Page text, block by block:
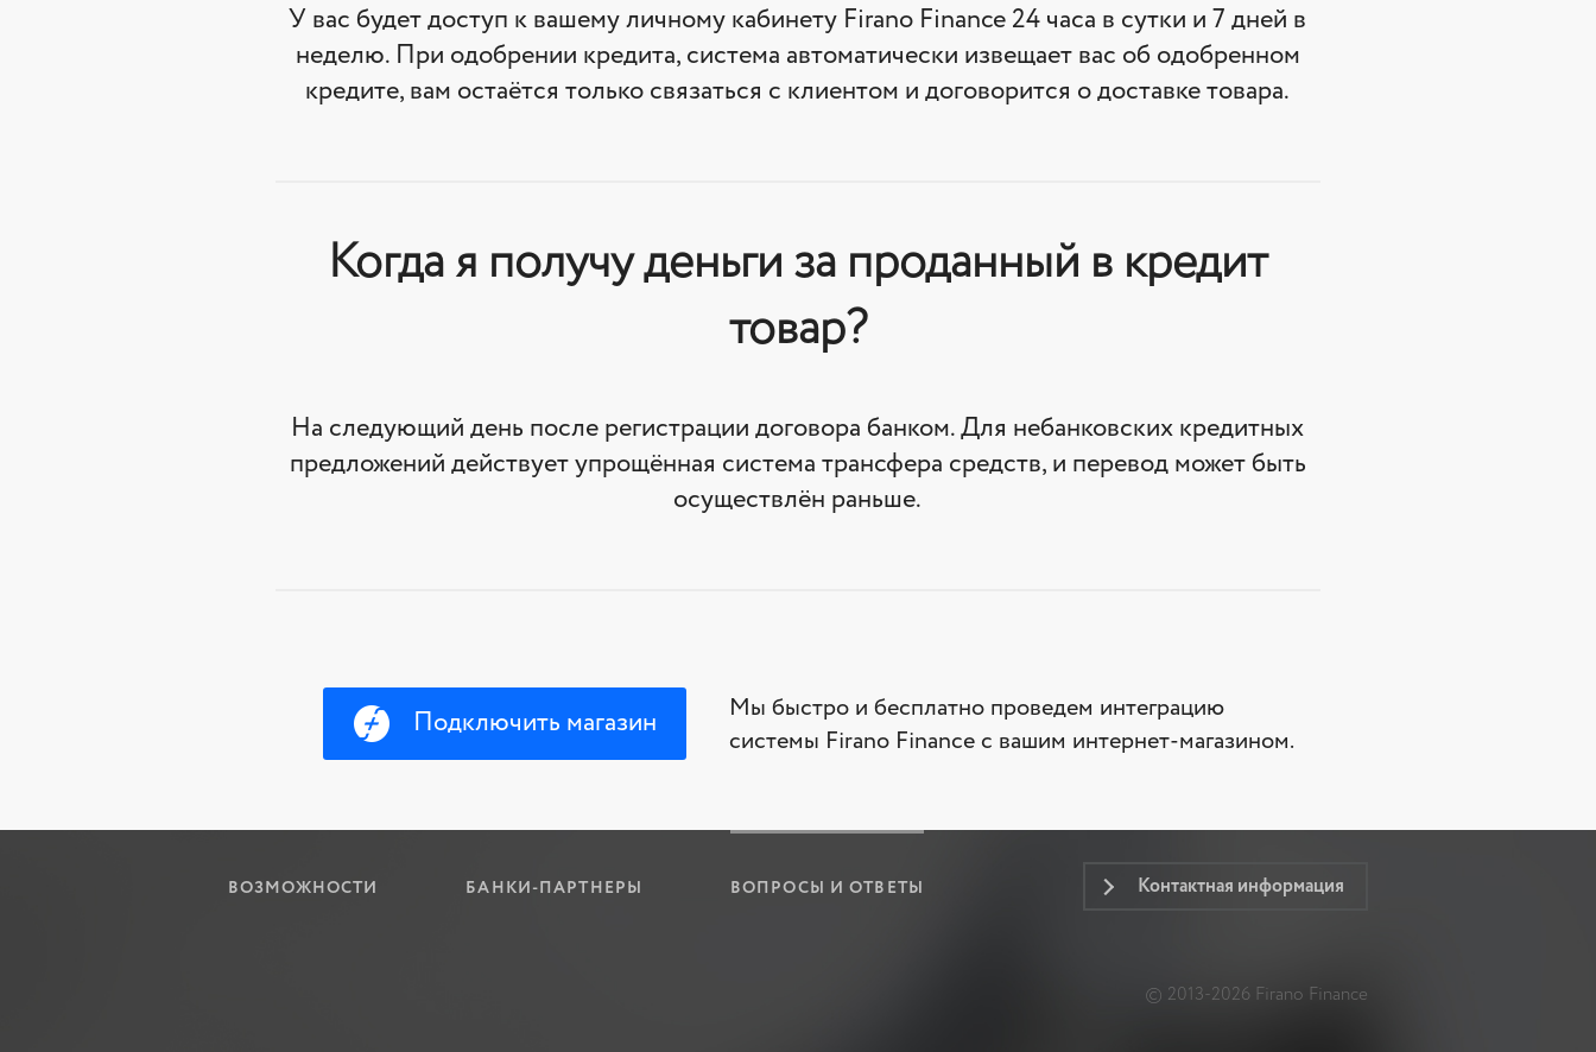
У вас будет доступ к вашему личному кабинету Firano Finance 24 часа в сутки и 7 дней в
неделю. При одобрении кредита, система автоматически извещает вас об одобренном
кредите, вам остаётся только связаться с клиентом и договорится о доставке товара.
Когда я получу деньги за проданный в кредит
товар?
На следующий день после регистрации договора банком. Для небанковских кредитных
предложений действует упрощённая система трансфера средств, и перевод может быть
осуществлён раньше.
Подключить магазин
Мы быстро и бесплатно проведем интеграцию
системы Firano Finance с вашим интернет-магазином.
ВОЗМОЖНОСТИ БАНКИ-ПАРТНЕРЫ ВОПРОСЫ И ОТВЕТЫ Контактная информация
© 2013-2026 Firano Finance